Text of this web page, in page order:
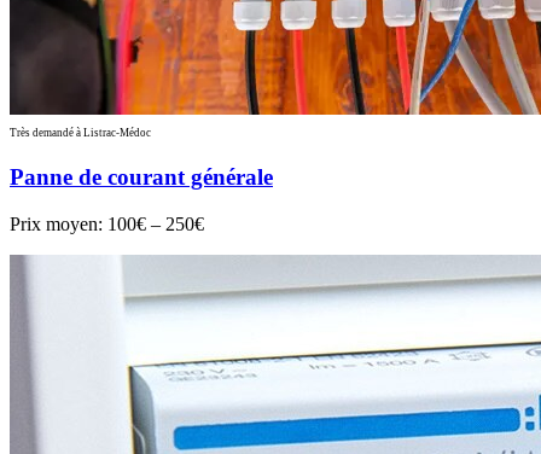
Très demandé à Listrac-Médoc
Panne de courant générale
Prix moyen: 100€ – 250€